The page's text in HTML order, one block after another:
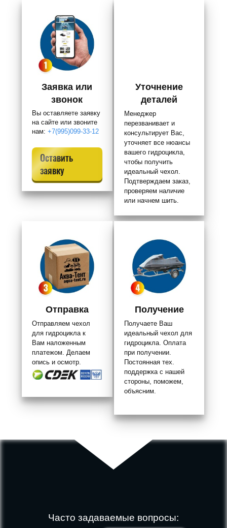
Заявка или
звонок
Вы оставляете заявку
на сайте или звоните
нам:+7(995)099-33-12
Оставить
заявку
Уточнение
деталей
Менеджер
перезванивает и
консультирует Вас,
уточняет все нюансы
вашего гидроцикла,
чтобы получить
идеальный чехол.
Подтверждаем заказ,
проверяем наличие
или начнем шить.
Отправка
Отправляем чехол
для гидроцикла к
Вам наложенным
платежом. Делаем
опись и осмотр.
Получение
Получаете Ваш
идеальный чехол для
гидроцикла. Оплата
при получении.
Постоянная тех.
поддержка с нашей
стороны, поможем,
объясним.
Часто задаваемые вопросы: